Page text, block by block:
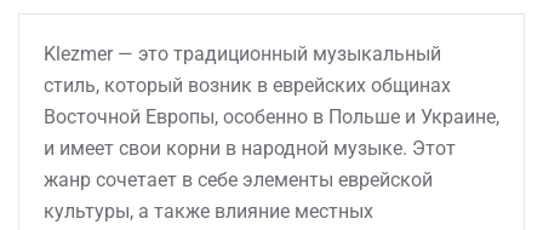
Klezmer — это традиционный музыкальный
стиль, который возник в еврейских общинах
Восточной Европы, особенно в Польше и Украине,
и имеет свои корни в народной музыке. Этот
жанр сочетает в себе элементы еврейской
культуры, а также влияние местных